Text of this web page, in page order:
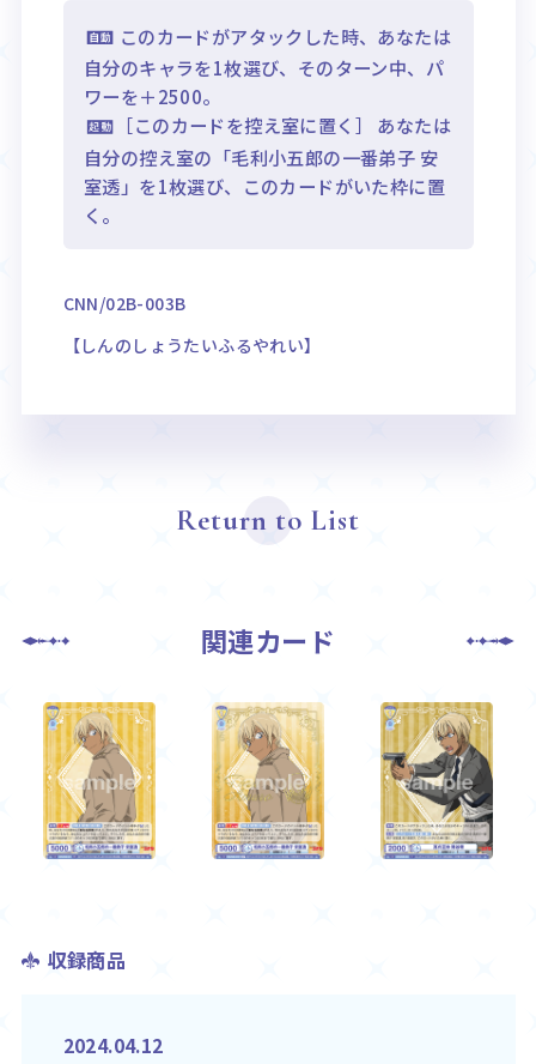
このカードがアタックした時、あなたは
自分のキャラを1枚選び、そのターン中、パ
ワーを＋2500。
［このカードを控え室に置く］ あなたは
自分の控え室の「毛利小五郎の一番弟子 安
室透」を1枚選び、このカードがいた枠に置
く。
CNN/02B-003B
【しんのしょうたいふるやれい】
Return to List
関連カード
収録商品
2024.04.12